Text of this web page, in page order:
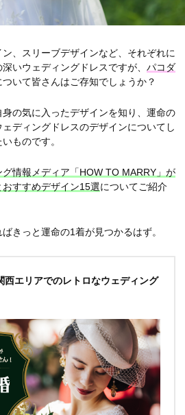
、スリーブデザインなど、それぞれに
いウェディングドレスですが、 パコダ
いて皆さんはご存知でしょうか？
の気に入ったデザインを知り、運命の
ディングドレスのデザインについてし
ものです。
グ情報メディア「HOW TO MARRY」が
すすめデザイン15選についてご紹介
きっと運命の1着が見つかるはず。
エリアでのレトロなウェディング